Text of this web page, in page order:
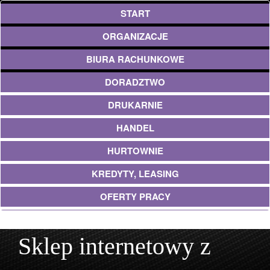
START
ORGANIZACJE
BIURA RACHUNKOWE
DORADZTWO
DRUKARNIE
HANDEL
HURTOWNIE
KREDYTY, LEASING
OFERTY PRACY
EKOLOGIA
ARCHITEKTURA
Sklep internetowy z